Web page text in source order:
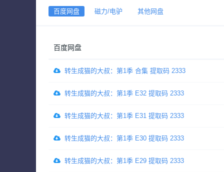
百度网盘 磁力/电驴 其他网盘
百度网盘
转生成猫的大叔：第1季 合集 提取码 2333
转生成猫的大叔：第1季 E32 提取码 2333
转生成猫的大叔：第1季 E31 提取码 2333
转生成猫的大叔：第1季 E30 提取码 2333
转生成猫的大叔：第1季 E29 提取码 2333